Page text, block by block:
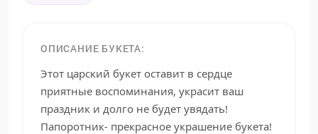
ОПИСАНИЕ БУКЕТА:
Этот царский букет оставит в сердце
приятные воспоминания, украсит ваш
праздник и долго не будет увядать!
Папоротник- прекрасное украшение букета!